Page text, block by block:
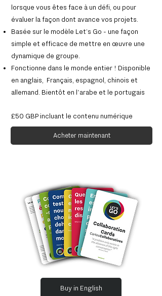
lorsque vous êtes ​face à un défi, ou pour
évaluer la façon dont avance vos projets.​​
Basée sur le modèle Let’s Go - une façon
simple et efficace de ​mettre en œuvre une
dynamique de groupe.
Fonctionne dans le monde entier ! Disponible
en anglais, ​ Français, espagnol, chinois et
allemand. Bientôt en l'arabe et le portugais
£50 GBP incluant le contenu numérique
Acheter maintenant
Buy in English